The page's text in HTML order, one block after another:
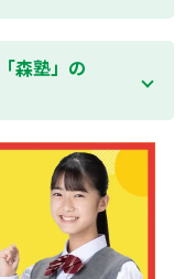
て授業を行う学校の
ますが、個別指導
ードに合わせて個別
森塾」の
生徒2人まで」の個
証」が大評判の塾
の授業料」で、多
ております。